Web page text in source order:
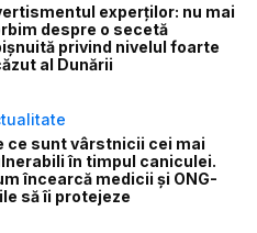
experților: nu mai
despre o secetă
privind nivelul foarte
al Dunării
ce sunt vârstnicii cei mai
în timpul caniculei.
încearcă medicii și ONG-
să îi protejeze